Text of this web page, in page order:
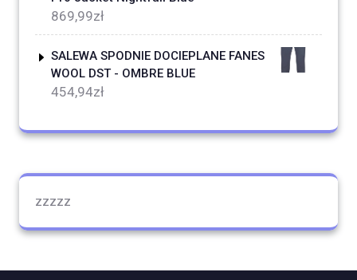
869,99zł
SALEWA SPODNIE DOCIEPLANE FANES
WOOL DST - OMBRE BLUE
454,94zł
zzzzz